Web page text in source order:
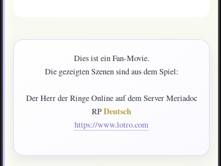
Dies ist ein Fan-Movie.
Die gezeigten Szenen sind aus dem Spiel:
Der Herr der Ringe Online auf dem Server Meriadoc
RPDeutsch
https://www.lotro.com